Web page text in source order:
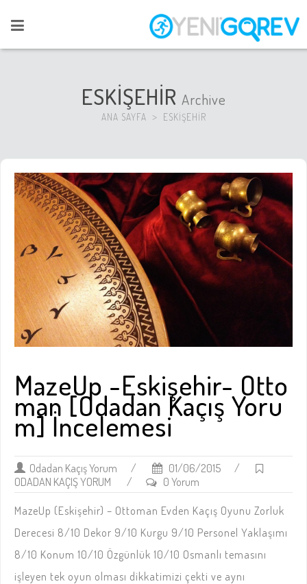
ESKİŞEHİR Archive
ANA SAYFA > ESKİŞEHİR
MazeUp -Eskişehir- Otto
man [Odadan Kaçış Yoru
m] İncelemesi
Odadan Kaçış Yorum / 01/06/2015
/
ODADAN KAÇIŞ YORUM
/ 0 Yorum
MazeUp (Eskişehir) – Ottoman Evden Kaçış Oyunu Zorluk
Derecesi 8/10 Dekor 9/10 Kurgu 9/10 Personel Yaklaşımı
8/10 Konum 10/10 Özgünlük 10/10 Osmanlı temasını
işleyen tek oyun olması dikkatimizi çekti ve aynı